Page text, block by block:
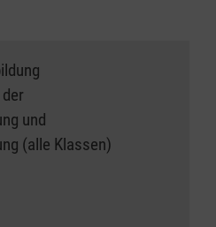
und
(alle Klassen)